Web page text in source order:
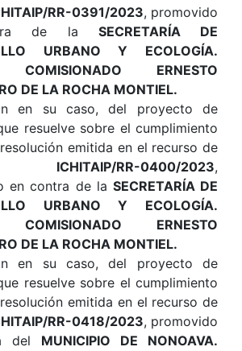
RR-0391/2023, promovido
de la SECRETARÍA DE
URBANO Y ECOLOGÍA.
ERNESTO
DE LA ROCHA MONTIEL.
en su caso, del proyecto de
resuelve sobre el cumplimiento
emitida en el recurso de
RR-0400/2023,
en contra de la SECRETARÍA DE
URBANO Y ECOLOGÍA.
ERNESTO
DE LA ROCHA MONTIEL.
en su caso, del proyecto de
resuelve sobre el cumplimiento
emitida en el recurso de
RR-0418/2023, promovido
del MUNICIPIO DE NONOAVA.